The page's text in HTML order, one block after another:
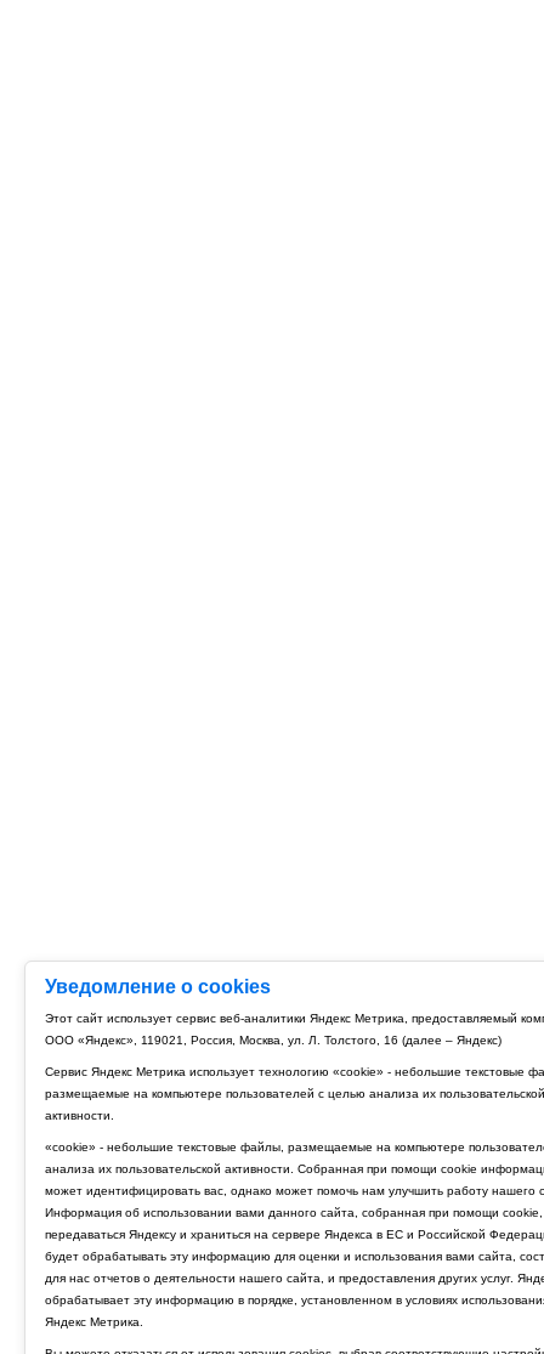
Уведомление о cookies
Этот сайт использует сервис веб-аналитики Яндекс Метрика, предоставляемый
ООО «Яндекс», 119021, Россия, Москва, ул. Л. Толстого, 16 (далее – Яндекс)
Сервис Яндекс Метрика использует технологию «cookie» - небольшие текстовые
размещаемые на компьютере пользователей с целью анализа их пользовательской
активности.
«cookie» - небольшие текстовые файлы, размещаемые на компьютере
анализа их пользовательской активности. Собранная при помощи cookie
может идентифицировать вас, однако может помочь нам улучшить работу нашего
Информация об использовании вами данного сайта, собранная при помощи cookie,
передаваться Яндексу и храниться на сервере Яндекса в ЕС и Российской
будет обрабатывать эту информацию для оценки и использования вами сайта,
для нас отчетов о деятельности нашего сайта, и предоставления других услуг.
обрабатывает эту информацию в порядке, установленном в условиях
Яндекс Метрика.